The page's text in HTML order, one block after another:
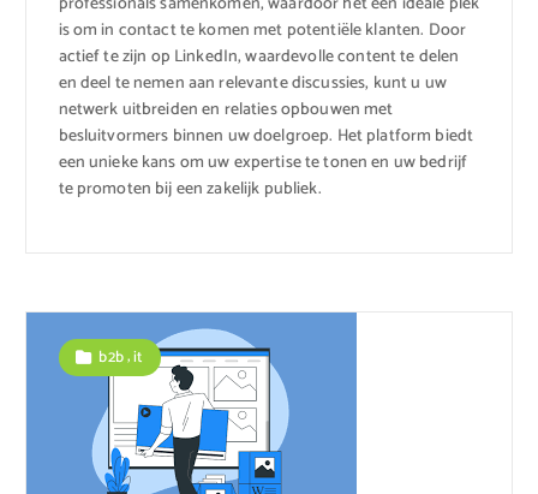
is om in contact te komen met potentiële klanten. Door
actief te zijn op LinkedIn, waardevolle content te delen
en deel te nemen aan relevante discussies, kunt u uw
netwerk uitbreiden en relaties opbouwen met
besluitvormers binnen uw doelgroep. Het platform biedt
een unieke kans om uw expertise te tonen en uw bedrijf
te promoten bij een zakelijk publiek.
b2b,it